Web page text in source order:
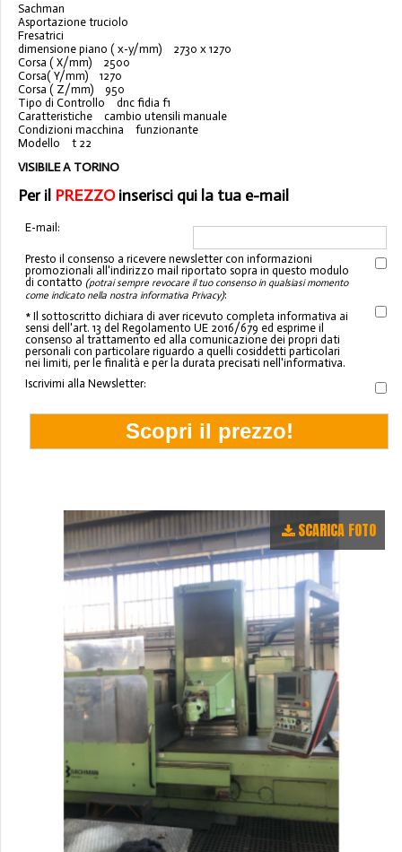
Sachman
Asportazione truciolo
Fresatrici
dimensione piano ( x-y/mm) 2730 x 1270
Corsa ( X/mm) 2500
Corsa( Y/mm) 1270
Corsa ( Z/mm) 950
Tipo di Controllo dnc fidia f1
Caratteristiche cambio utensili manuale
Condizioni macchina funzionante
Modello t 22
VISIBILE A TORINO
Per il PREZZOinserisci qui la tua e-mail
E-mail:
Presto il consenso a ricevere newsletter con informazioni
promozionali all'indirizzo mail riportato sopra in questo modulo
di contatto (potrai sempre revocare il tuo consenso in qualsiasi momento
come indicato nella nostra informativa Privacy):
* Il sottoscritto dichiara di aver ricevuto completa informativa ai
sensi dell'art. 13 del Regolamento UE 2016/679 ed esprime il
consenso al trattamento ed alla comunicazione dei propri dati
personali con particolare riguardo a quelli cosiddetti particolari
nei limiti, per le finalità e per la durata precisati nell'informativa.
Iscrivimi alla Newsletter:
SCARICA FOTO